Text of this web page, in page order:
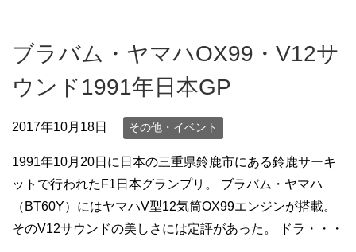
ブラバム・ヤマハOX99・V12サ
ウンド1991年日本GP
2017年10月18日 その他・イベント
1991年10月20日に日本の三重県鈴鹿市にある鈴鹿サーキ
ットで行われたF1日本グランプリ。 ブラバム・ヤマハ
（BT60Y）にはヤマハV型12気筒OX99エンジンが搭載。
そのV12サウンドの美しさには定評があった。 ドラ・・・